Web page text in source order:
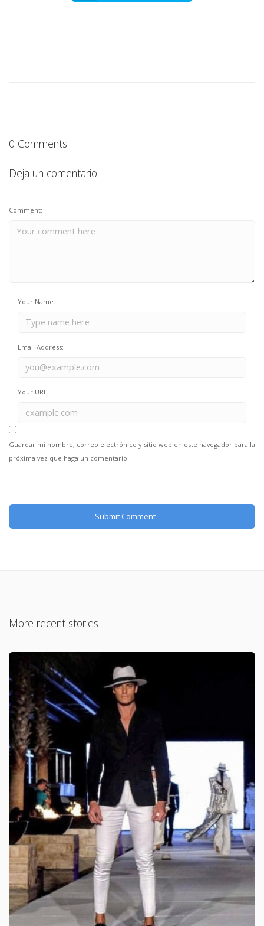
0 Comments
Deja un comentario
Comment:
Your Name:
Email Address:
Your URL:
Guardar mi nombre, correo electrónico y sitio web en este navegador para la
próxima vez que haga un comentario.
More recent stories